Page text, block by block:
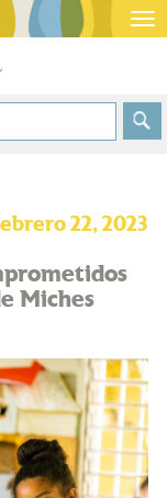
22, 2023
Miches